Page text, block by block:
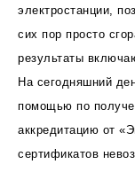
электростанции,
сих пор просто
результаты
На сегодняшний
помощью по
аккредитацию от
сертификатов